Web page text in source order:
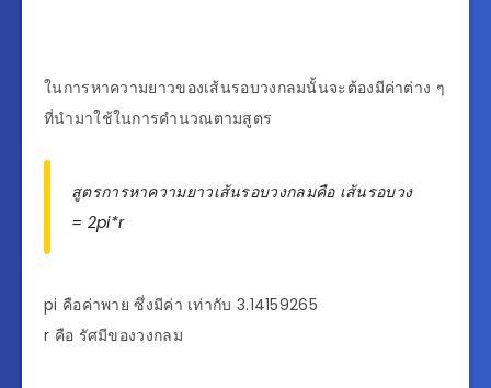
ในการหาความยาวของเส้นรอบวงกลมนั้นจะต้องมีค่าต่าง ๆ
ที่นำมาใช้ในการคำนวณตามสูตร
สูตรการหาความยาวเส้นรอบวงกลมคือ เส้นรอบวง
= 2pi*r
pi คือค่าพาย ซึ่งมีค่า เท่ากับ 3.14159265
r คือ รัศมีของวงกลม